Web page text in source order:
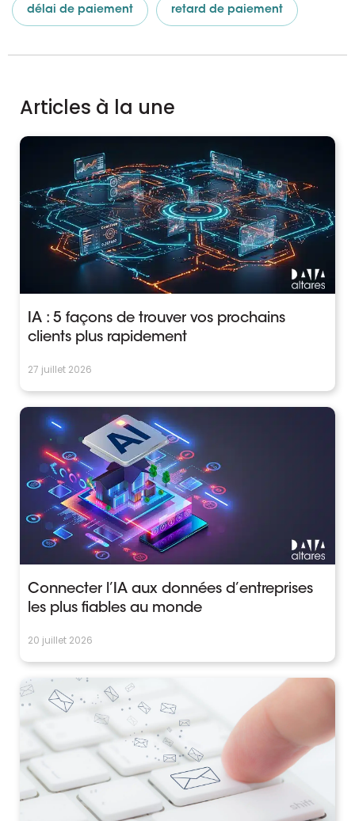
délai de paiement retard de paiement
Articles à la une
IA : 5 façons de trouver vos prochains
clients plus rapidement
27 juillet 2026
Connecter l’IA aux données d’entreprises
les plus fiables au monde
20 juillet 2026